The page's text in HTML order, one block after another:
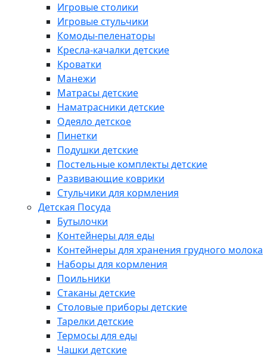
Игровые столики
Игровые стульчики
Комоды-пеленаторы
Кресла-качалки детские
Кроватки
Манежи
Матрасы детские
Наматрасники детские
Одеяло детское
Пинетки
Подушки детские
Постельные комплекты детские
Развивающие коврики
Стульчики для кормления
Детская Посуда
Бутылочки
Контейнеры для еды
Контейнеры для хранения грудного молока
Наборы для кормления
Поильники
Стаканы детские
Столовые приборы детские
Тарелки детские
Термосы для еды
Чашки детские